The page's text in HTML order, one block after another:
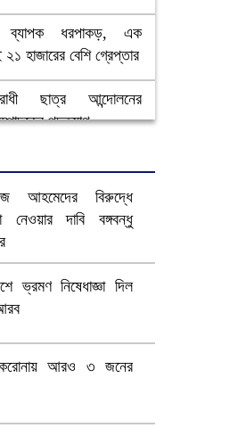
ব্যাপক ধরপাকড়, এক
হাজারের বেশি গ্রেপ্তার
ছাত্র আন্দোলনের
পদত্যাগ
রাম দা হাতে ফেসবুকে
শিক্ষকের
৯ নেতা কারাগারে
সড়ক দুর্ঘটনা, নিহত
নতুন প্রেমের গুঞ্জন
আহমেদের বিরুদ্ধে
নেওয়ার দাবি বঙ্গবন্ধু
ভ্রমণ নিষেধাজ্ঞা দিল
আরও ৩ জনের